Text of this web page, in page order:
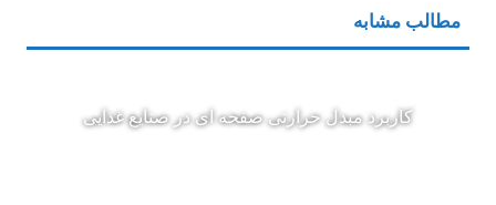
مطالب مشابه
کاربرد مبدل حرارتی صفحه ای در صنایع غذایی